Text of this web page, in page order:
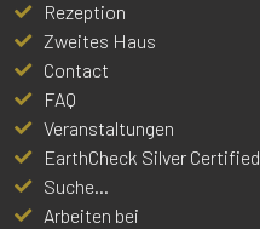
Rezeption
Zweites Haus
Contact
FAQ
Veranstaltungen
EarthCheck Silver Certified
Suche...
Arbeiten bei